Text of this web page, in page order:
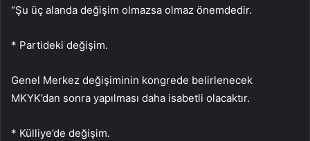
“Şu üç alanda değişim olmazsa olmaz önemdedir.
* Partideki değişim.
Genel Merkez değişiminin kongrede belirlenecek
MKYK’dan sonra yapılması daha isabetli olacaktır.
* Külliye’de değişim.